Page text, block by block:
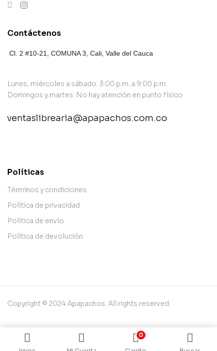
Contáctenos
Cl. 2 #10-21, COMUNA 3, Cali, Valle del Cauca
Lunes, miércoles a sábado: 3:00 p.m. a 9:00 p.m.
Domingos y martes: No hay atención en punto físico
ventaslibrearia@apapachos.com.co
Políticas
Términos y condiciones
Política de privacidad
Política de envío
Política de devolución
Copyright © 2024 Apapachos. All rights reserved.
0